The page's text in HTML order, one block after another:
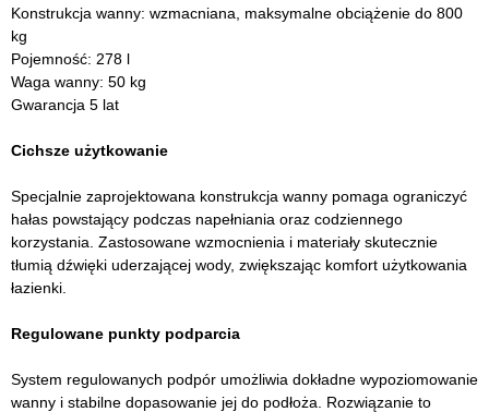
Konstrukcja wanny: wzmacniana, maksymalne obciążenie do 800
kg
Pojemność: 278 l
Waga wanny: 50 kg
Gwarancja 5 lat
Cichsze użytkowanie
Specjalnie zaprojektowana konstrukcja wanny pomaga ograniczyć
hałas powstający podczas napełniania oraz codziennego
korzystania. Zastosowane wzmocnienia i materiały skutecznie
tłumią dźwięki uderzającej wody, zwiększając komfort użytkowania
łazienki.
Regulowane punkty podparcia
System regulowanych podpór umożliwia dokładne wypoziomowanie
wanny i stabilne dopasowanie jej do podłoża. Rozwiązanie to